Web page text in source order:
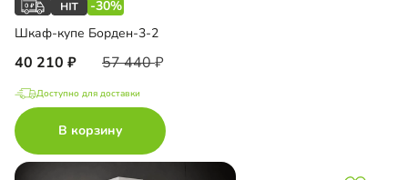
-30%
Шкаф-купе Борден-3-2
40 210 57 440
Доступно для доставки
В корзину